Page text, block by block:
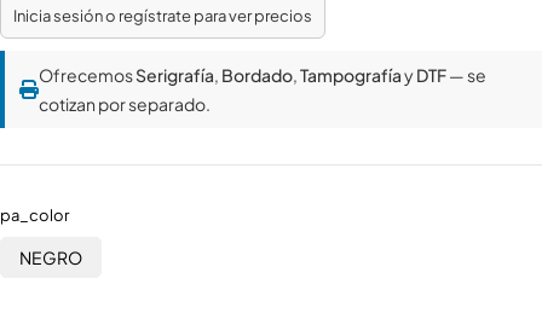
Inicia sesión o regístrate para ver precios
OfrecemosSerigrafía, Bordado,TampografíayDTF— se
cotizan por separado.
pa_color
NEGRO